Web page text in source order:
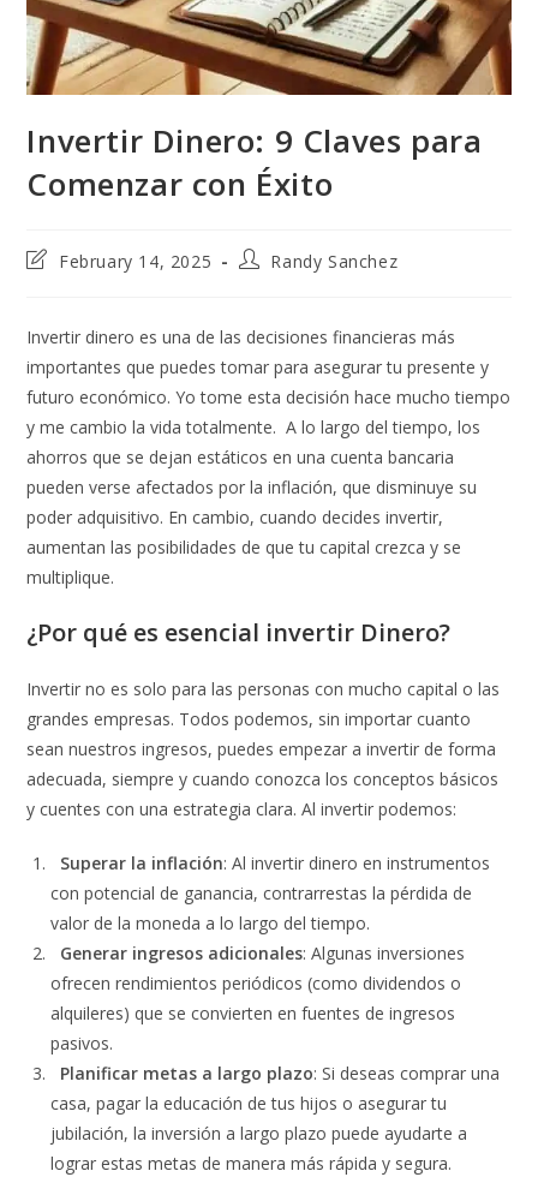
Invertir Dinero: 9 Claves para
Comenzar con Éxito
PostFebruary 14, 2025
PostRandy Sanchez
Invertir dinero es una de las decisiones financieras más
importantes que puedes tomar para asegurar tu presente y
futuro económico. Yo tome esta decisión hace mucho tiempo
y me cambio la vida totalmente. A lo largo del tiempo, los
ahorros que se dejan estáticos en una cuenta bancaria
pueden verse afectados por la inflación, que disminuye su
poder adquisitivo. En cambio, cuando decides invertir,
aumentan las posibilidades de que tu capital crezca y se
multiplique.
¿Por qué es esencial invertir Dinero?
Invertir no es solo para las personas con mucho capital o las
grandes empresas. Todos podemos, sin importar cuanto
sean nuestros ingresos, puedes empezar a invertir de forma
adecuada, siempre y cuando conozca los conceptos básicos
y cuentes con una estrategia clara. Al invertir podemos:
Superar la inflación: Al invertir dinero en instrumentos
con potencial de ganancia, contrarrestas la pérdida de
valor de la moneda a lo largo del tiempo.
Generar ingresos adicionales: Algunas inversiones
ofrecen rendimientos periódicos (como dividendos o
alquileres) que se convierten en fuentes de ingresos
pasivos.
Planificar metas a largo plazo: Si deseas comprar una
casa, pagar la educación de tus hijos o asegurar tu
jubilación, la inversión a largo plazo puede ayudarte a
lograr estas metas de manera más rápida y segura.